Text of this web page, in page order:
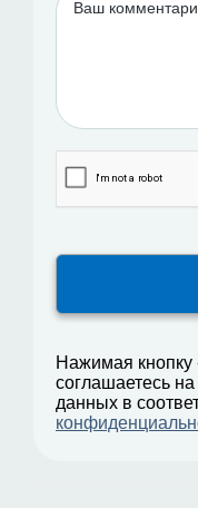
Нажимая
соглашаетесь
данных в